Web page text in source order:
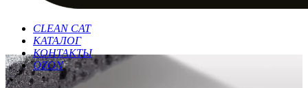
CLEAN CAT
КАТАЛОГ
КОНТАКТЫ
OZON